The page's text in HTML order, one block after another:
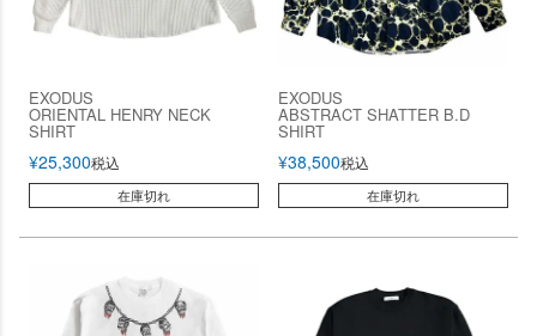
EXODUS
ORIENTAL HENRY NECK
SHIRT
¥25,300税込
在庫切れ
EXODUS
ABSTRACT SHATTER B.D
SHIRT
¥38,500税込
在庫切れ